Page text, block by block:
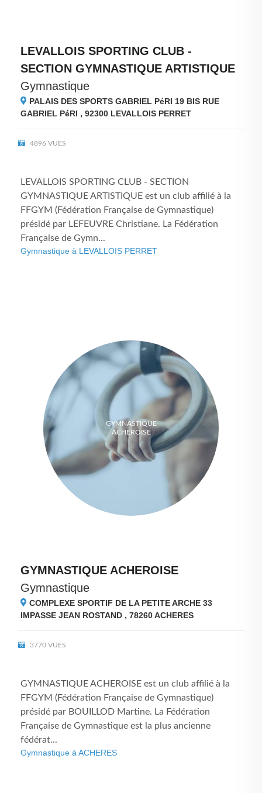
LEVALLOIS SPORTING CLUB -
SECTION GYMNASTIQUE ARTISTIQUE
Gymnastique
PALAIS DES SPORTS GABRIEL PéRI 19 BIS RUE
GABRIEL PéRI , 92300 LEVALLOIS PERRET
4896 VUES
LEVALLOIS SPORTING CLUB - SECTION
GYMNASTIQUE ARTISTIQUE est un club affilié à la
FFGYM (Fédération Française de Gymnastique)
présidé par LEFEUVRE Christiane. La Fédération
Française de Gymn...
Gymnastique à LEVALLOIS PERRET
GYMNASTIQUE
ACHEROISE
GYMNASTIQUE ACHEROISE
Gymnastique
COMPLEXE SPORTIF DE LA PETITE ARCHE 33
IMPASSE JEAN ROSTAND , 78260ACHERES
3770 VUES
GYMNASTIQUE ACHEROISE est un club affilié à la
FFGYM (Fédération Française de Gymnastique)
présidé par BOUILLOD Martine. La Fédération
Française de Gymnastique est la plus ancienne
fédérat...
Gymnastique à ACHERES